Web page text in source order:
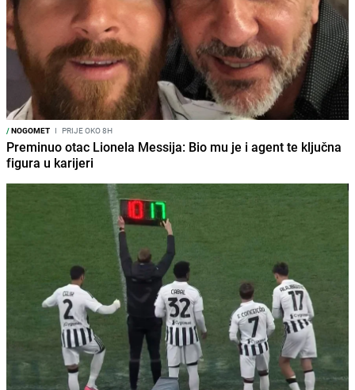
/NOGOMET I PRIJE OKO 8H
Preminuo otac Lionela Messija: Bio mu je i agent te ključna
figura u karijeri